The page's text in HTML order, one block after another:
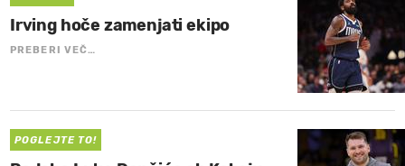
Irving hoče zamenjati ekipo
PREBERI VEČ…
POGLEJTE TO!